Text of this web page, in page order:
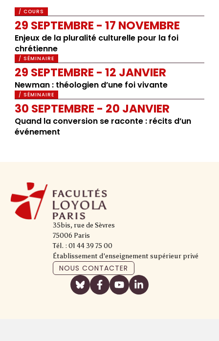
/ COURS
29 SEPTEMBRE - 17 NOVEMBRE
Enjeux de la pluralité culturelle pour la foi
chrétienne
/ SÉMINAIRE
29 SEPTEMBRE - 12 JANVIER
Newman : théologien d’une foi vivante
/ SÉMINAIRE
30 SEPTEMBRE - 20 JANVIER
Quand la conversion se raconte : récits d’un
événement
35bis, rue de Sèvres
75006 Paris
Tél. : 01 44 39 75 00
Établissement d'enseignement supérieur privé
NOUS CONTACTER